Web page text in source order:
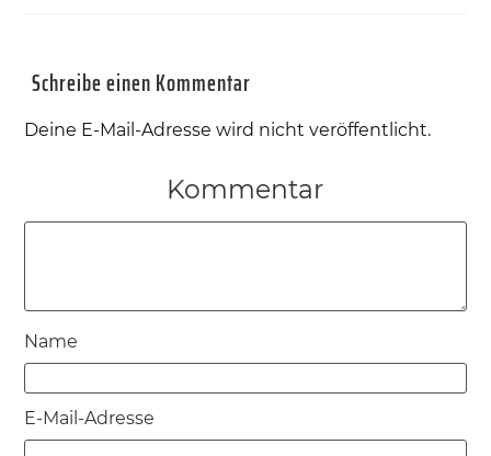
Schreibe einen Kommentar
Deine E-Mail-Adresse wird nicht veröffentlicht.
Kommentar
Name
E-Mail-Adresse